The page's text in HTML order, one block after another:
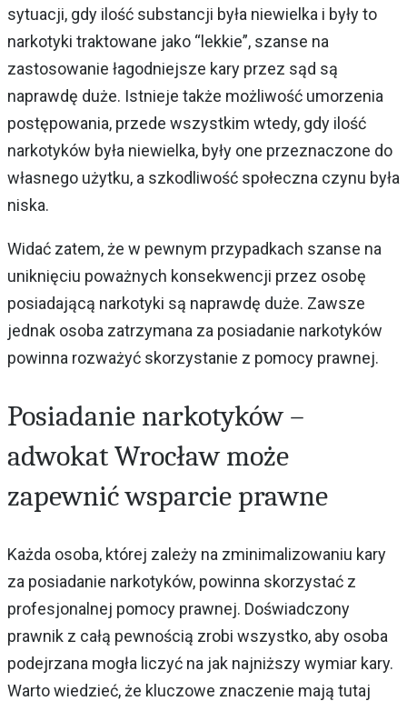
sytuacji, gdy ilość substancji była niewielka i były to
narkotyki traktowane jako “lekkie”, szanse na
zastosowanie łagodniejsze kary przez sąd są
naprawdę duże. Istnieje także możliwość umorzenia
postępowania, przede wszystkim wtedy, gdy ilość
narkotyków była niewielka, były one przeznaczone do
własnego użytku, a szkodliwość społeczna czynu była
niska.
Widać zatem, że w pewnym przypadkach szanse na
uniknięciu poważnych konsekwencji przez osobę
posiadającą narkotyki są naprawdę duże. Zawsze
jednak osoba zatrzymana za posiadanie narkotyków
powinna rozważyć skorzystanie z pomocy prawnej.
Posiadanie narkotyków –
adwokat Wrocław może
zapewnić wsparcie prawne
Każda osoba, której zależy na zminimalizowaniu kary
za posiadanie narkotyków, powinna skorzystać z
profesjonalnej pomocy prawnej. Doświadczony
prawnik z całą pewnością zrobi wszystko, aby osoba
podejrzana mogła liczyć na jak najniższy wymiar kary.
Warto wiedzieć, że kluczowe znaczenie mają tutaj